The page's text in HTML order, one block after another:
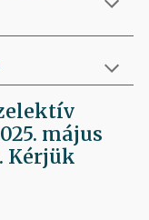
május
Kérjük